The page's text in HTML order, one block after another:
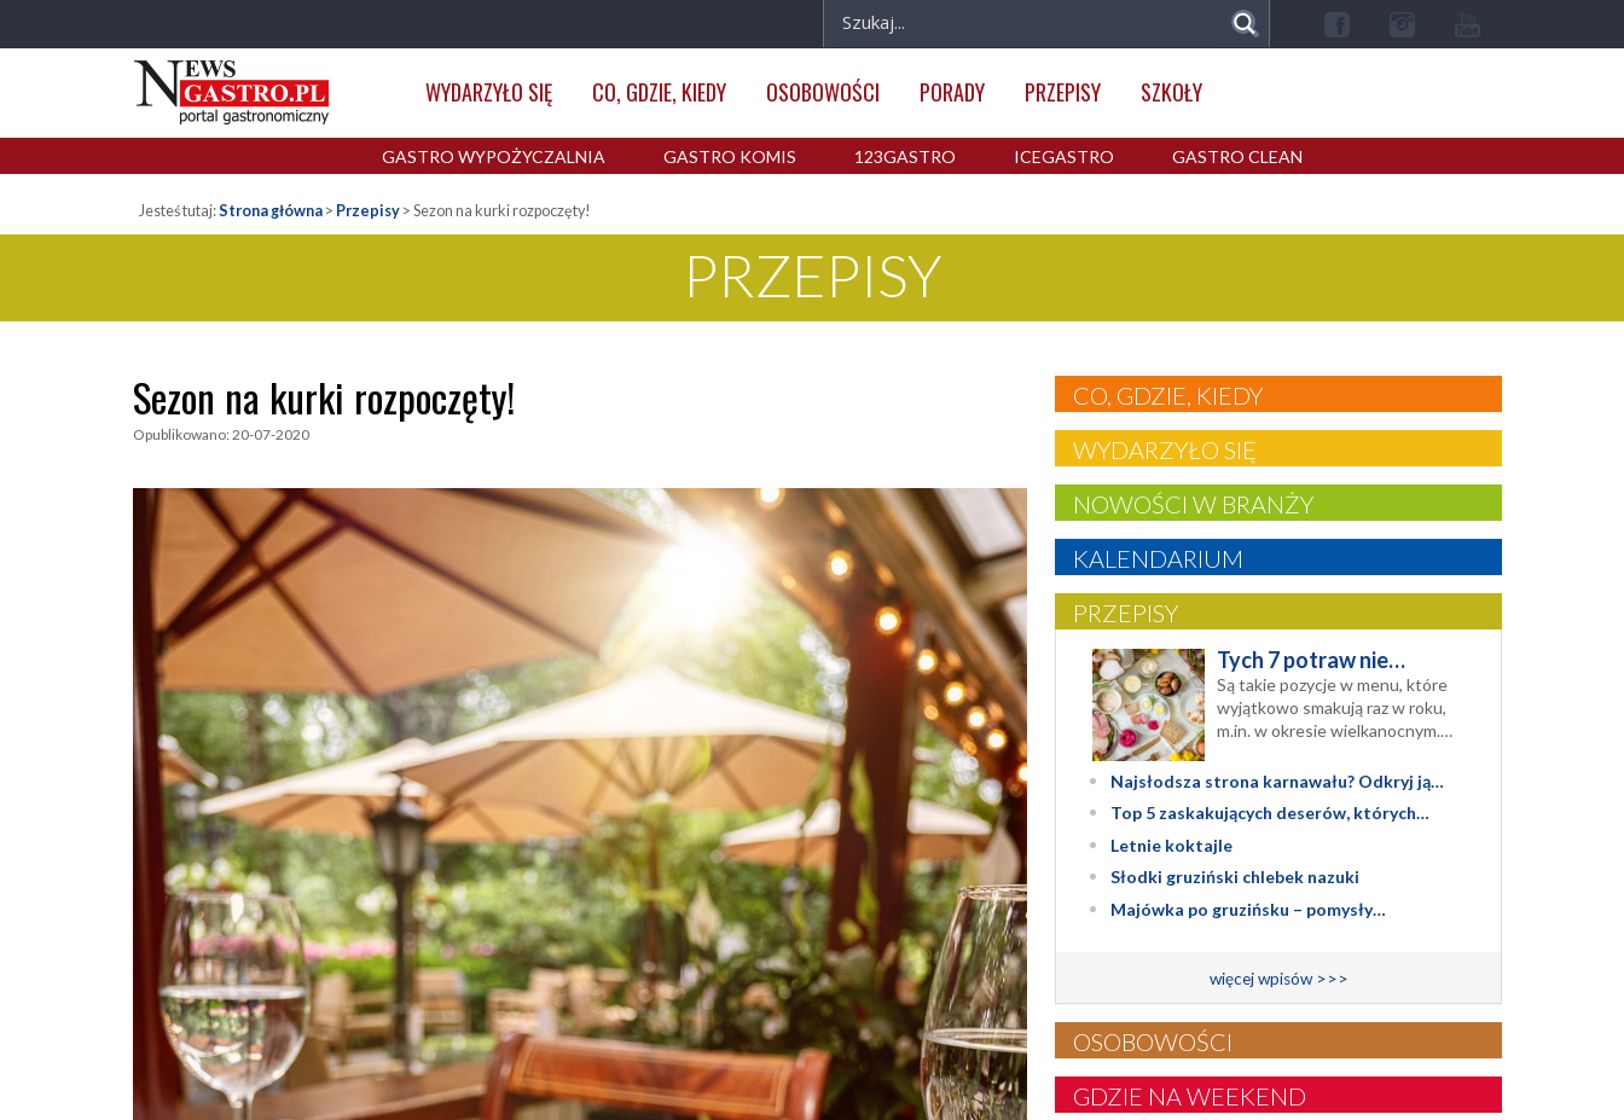
gastronomiczny
nawigacja
WYDARZYŁO SIĘ CO, GDZIE, KIEDY OSOBOWOŚCI PORADY PRZEPISY SZKOŁY
GASTRO WYPOŻYCZALNIA GASTRO KOMIS 123GASTRO ICEGASTRO GASTRO CLEAN
Jesteś tutaj:Strona główna > Przepisy > Sezon na kurki rozpoczęty!
PRZEPISY
Sezon na kurki rozpoczęty!
Opublikowano: 20-07-2020
CO, GDZIE, KIEDY
WYDARZYŁO SIĘ
NOWOŚCI W BRANŻY
KALENDARIUM
PRZEPISY
Tych 7 potraw nie…
Są takie pozycje w menu, które
wyjątkowo smakują raz w roku,
m.in. w okresie wielkanocnym.…
Najsłodsza strona karnawału? Odkryj ją…
Top 5 zaskakujących deserów, których…
Letnie koktajle
Słodki gruziński chlebek nazuki
Majówka po gruzińsku – pomysły…
więcej wpisów >>>
OSOBOWOŚCI
GDZIE NA WEEKEND